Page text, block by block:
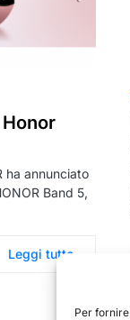
Per
ha annunciato
Band 5,
Leggi tutto